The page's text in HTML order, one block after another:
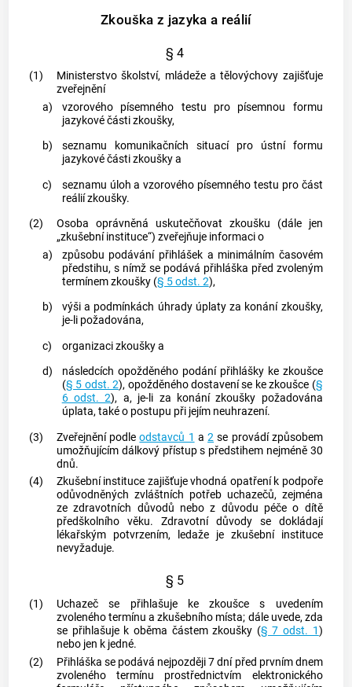
Zkouška z jazyka a reálií
§ 4
(1)
Ministerstvo školství, mládeže a tělovýchovy zajišťuje
zveřejnění
a)
vzorového písemného testu pro písemnou formu
jazykové části zkoušky,
b)
seznamu komunikačních situací pro ústní formu
jazykové části zkoušky a
c)
seznamu úloh a vzorového písemného testu pro část
reálií zkoušky.
(2)
Osoba oprávněná uskutečňovat zkoušku (dále jen
„zkušební instituce“) zveřejňuje informaci o
a)
způsobu podávání přihlášek a minimálním časovém
předstihu, s nímž se podává přihláška před zvoleným
termínem zkoušky (§ 5 odst. 2),
b)
výši a podmínkách úhrady úplaty za konání zkoušky,
je-li požadována,
c)
organizaci zkoušky a
d)
následcích opožděného podání přihlášky ke zkoušce
(§ 5 odst. 2), opožděného dostavení se ke zkoušce (§
6 odst. 2), a, je-li za konání zkoušky požadována
úplata, také o postupu při jejím neuhrazení.
(3)
Zveřejnění podleodstavců 1 a2 se provádí způsobem
umožňujícím dálkový přístup s předstihem nejméně 30
dnů.
(4)
Zkušební instituce zajišťuje vhodná opatření k podpoře
odůvodněných zvláštních potřeb uchazečů, zejména
ze zdravotních důvodů nebo z důvodu péče o dítě
předškolního věku. Zdravotní důvody se dokládají
lékařským potvrzením, ledaže je zkušební instituce
nevyžaduje.
§ 5
(1)
Uchazeč se přihlašuje ke zkoušce s uvedením
zvoleného termínu a zkušebního místa; dále uvede, zda
se přihlašuje k oběma částem zkoušky (§ 7 odst. 1)
nebo jen k jedné.
(2)
Přihláška se podává nejpozději 7 dní před prvním dnem
zvoleného termínu prostřednictvím elektronického